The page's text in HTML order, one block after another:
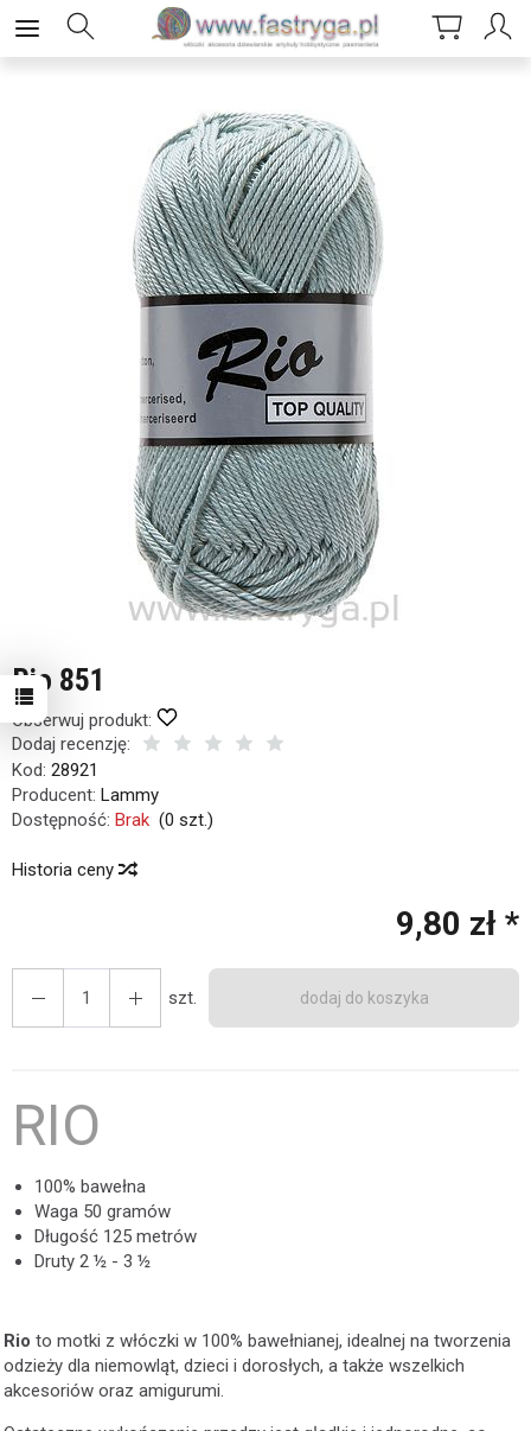
Rio 851
Obserwuj produkt:
Dodaj recenzję:
Kod: 28921
Producent: Lammy
Dostępność: Brak (0 szt.)
Historia ceny
9,80 zł *
szt. dodaj do koszyka
RIO
100% bawełna
Waga 50 gramów
Długość 125 metrów
Druty 2 ½ - 3 ½
Rio to motki z włóczki w 100% bawełnianej, idealnej na tworzenia
odzieży dla niemowląt, dzieci i dorosłych, a także wszelkich
akcesoriów oraz amigurumi.